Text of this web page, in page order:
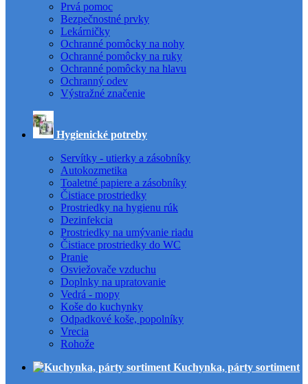
Prvá pomoc
Bezpečnostné prvky
Lekárničky
Ochranné pomôcky na nohy
Ochranné pomôcky na ruky
Ochranné pomôcky na hlavu
Ochranný odev
Výstražné značenie
Hygienické potreby
Servítky - utierky a zásobníky
Autokozmetika
Toaletné papiere a zásobníky
Čistiace prostriedky
Prostriedky na hygienu rúk
Dezinfekcia
Prostriedky na umývanie riadu
Čistiace prostriedky do WC
Pranie
Osviežovače vzduchu
Doplnky na upratovanie
Vedrá - mopy
Koše do kuchynky
Odpadkové koše, popolníky
Vrecia
Rohože
Kuchynka, párty sortiment